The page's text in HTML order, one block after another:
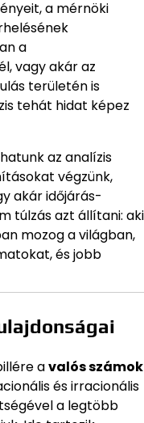
a mérnöki
a
vagy akár az
területén is
tehát hidat képez
az analízis
végzünk,
akár időjárás-
túlzás azt állítani: aki
mozog a világban,
és jobb
avalós számok
és irracionális
a legtöbb